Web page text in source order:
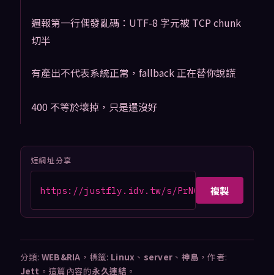
週報第一行偶發亂碼：UTF-8 字元被 TCP chunk
切半
有產出不代表系統正常，fallback 正在替你說謊
400 不等於壞掉，只是還沒好
短網址分享
https://justfly.idv.tw/s/PrNGCJd複製
分類: WEB&RIA ，標籤: Linux 、 server 、 神島 ，作者:
Jett 。這篇內容的永久連結 。